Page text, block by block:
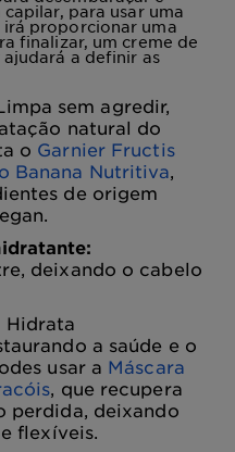
para usar uma
irá proporcionar uma
finalizar, um creme de
a definir as
sem agredir,
natural do
o Garnier Fructis
Banana Nutritiva,
de origem
deixando o cabelo
Hidrata
a saúde e o
usar a Máscara
, que recupera
perdida, deixando
flexíveis.